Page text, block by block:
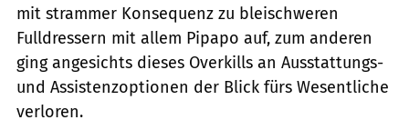
mit strammer Konsequenz zu bleischweren
Fulldressern mit allem Pipapo auf, zum anderen
ging angesichts dieses Overkills an Ausstattungs-
und Assistenzoptionen der Blick fürs Wesentliche
verloren.